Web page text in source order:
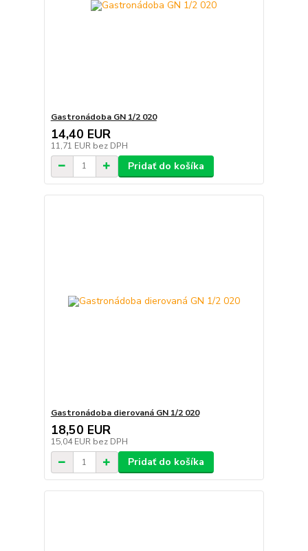
Gastronádoba GN 1/2 020
14,40 EUR
11,71 EUR bez DPH
Pridať do košíka
Gastronádoba dierovaná GN 1/2 020
18,50 EUR
15,04 EUR bez DPH
Pridať do košíka